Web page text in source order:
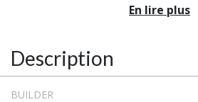
intérieur à la finition remarquable ainsi
Le Princess V53 peut accueillir
dont une cabine Master avec salle
En lire plus
Description
BUILDER